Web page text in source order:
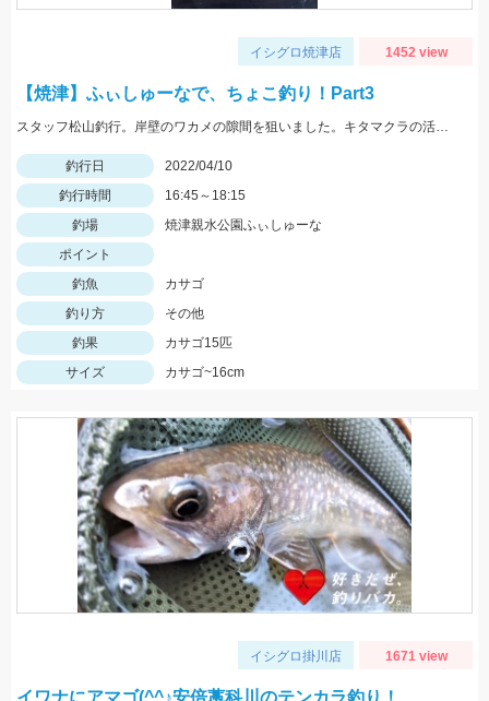
イシグロ焼津店 1452 view
【焼津】ふぃしゅーなで、ちょこ釣り！Part3
スタッフ松山釣行。岸壁のワカメの隙間を狙いました。キタマクラの活性が高いです。エサはオキアミL。
釣行日
2022/04/10
釣行時間
16:45～18:15
釣場
焼津親水公園ふぃしゅーな
ポイント
釣魚
カサゴ
釣り方
その他
釣果
カサゴ15匹
サイズ
カサゴ~16cm
イシグロ掛川店 1671 view
イワナにアマゴ(^^♪安倍藁科川のテンカラ釣り！